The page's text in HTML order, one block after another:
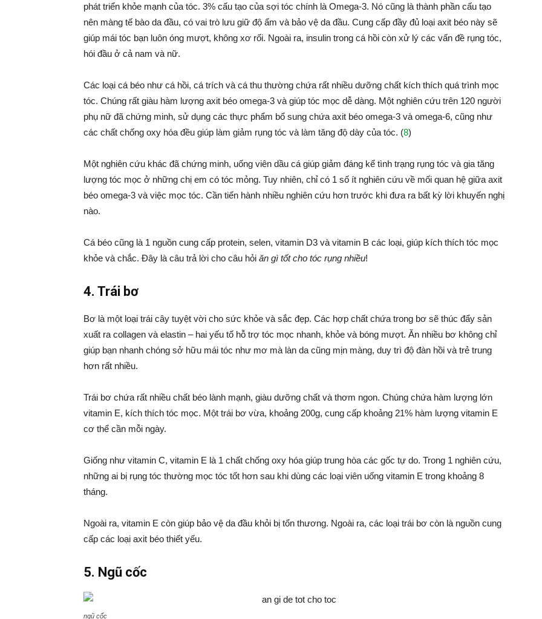
phát triển khỏe mạnh của tóc. 3% cấu tạo của sợi tóc chính là Omega-3. Nó cũng là thành phần cấu tạo
nên màng tế bào da đầu, có vai trò lưu giữ độ ẩm và bảo vệ da đầu. Cung cấp đầy đủ loại axit béo này sẽ
giúp mái tóc bạn luôn óng mượt, không xơ rối. Ngoài ra, insulin trong cá hồi còn xử lý các vấn đề rụng tóc,
hói đầu ở cả nam và nữ.
Các loại cá béo như cá hồi, cá trích và cá thu thường chứa rất nhiều dưỡng chất kích thích quá trình mọc
tóc. Chúng rất giàu hàm lượng axit béo omega-3 và giúp tóc mọc dễ dàng. Một nghiên cứu trên 120 người
phụ nữ đã chứng minh, sử dụng các thực phẩm bổ sung chứa axit béo omega-3 và omega-6, cũng như
các chất chống oxy hóa đều giúp làm giảm rụng tóc và làm tăng độ dày của tóc. (8)
Một nghiên cứu khác đã chứng minh, uống viên dầu cá giúp giảm đáng kể tình trạng rụng tóc và gia tăng
lượng tóc mọc ở những chị em có tóc mỏng. Tuy nhiên, chỉ có 1 số ít nghiên cứu về mối quan hệ giữa axit
béo omega-3 và việc mọc tóc. Cần tiến hành nhiều nghiên cứu hơn trước khi đưa ra bất kỳ lời khuyến nghị
nào.
Cá béo cũng là 1 nguồn cung cấp protein, selen, vitamin D3 và vitamin B các loại, giúp kích thích tóc mọc
khỏe và chắc. Đây là câu trả lời cho câu hỏi ăn gì tốt cho tóc rụng nhiều!
4. Trái bơ
Bơ là một loại trái cây tuyệt vời cho sức khỏe và sắc đẹp. Các hợp chất chứa trong bơ sẽ thúc đẩy sản
xuất ra collagen và elastin – hai yếu tố hỗ trợ tóc mọc nhanh, khỏe và bóng mượt. Ăn nhiều bơ không chỉ
giúp bạn nhanh chóng sở hữu mái tóc như mơ mà làn da cũng mịn màng, duy trì độ đàn hồi và trẻ trung
hơn rất nhiều.
Trái bơ chứa rất nhiều chất béo lành mạnh, giàu dưỡng chất và thơm ngon. Chúng chứa hàm lượng lớn
vitamin E, kích thích tóc mọc. Một trái bơ vừa, khoảng 200g, cung cấp khoảng 21% hàm lượng vitamin E
cơ thể cần mỗi ngày.
Giống như vitamin C, vitamin E là 1 chất chống oxy hóa giúp trung hòa các gốc tự do. Trong 1 nghiên cứu,
những ai bị rụng tóc thường mọc tóc tốt hơn sau khi dùng các loại viên uống vitamin E trong khoảng 8
tháng.
Ngoài ra, vitamin E còn giúp bảo vệ da đầu khỏi bị tổn thương. Ngoài ra, các loại trái bơ còn là nguồn cung
cấp các loại axit béo thiết yếu.
5. Ngũ cốc
ngũ cốc